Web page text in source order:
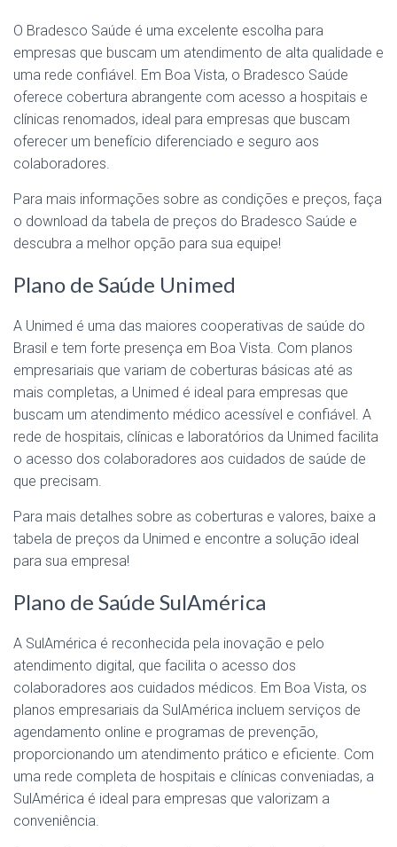
O Bradesco Saúde é uma excelente escolha para
empresas que buscam um atendimento de alta qualidade e
uma rede confiável. Em Boa Vista, o Bradesco Saúde
oferece cobertura abrangente com acesso a hospitais e
clínicas renomados, ideal para empresas que buscam
oferecer um benefício diferenciado e seguro aos
colaboradores.
Para mais informações sobre as condições e preços, faça
o download da tabela de preços do Bradesco Saúde e
descubra a melhor opção para sua equipe!
Plano de Saúde Unimed
A Unimed é uma das maiores cooperativas de saúde do
Brasil e tem forte presença em Boa Vista. Com planos
empresariais que variam de coberturas básicas até as
mais completas, a Unimed é ideal para empresas que
buscam um atendimento médico acessível e confiável. A
rede de hospitais, clínicas e laboratórios da Unimed facilita
o acesso dos colaboradores aos cuidados de saúde de
que precisam.
Para mais detalhes sobre as coberturas e valores, baixe a
tabela de preços da Unimed e encontre a solução ideal
para sua empresa!
Plano de Saúde SulAmérica
A SulAmérica é reconhecida pela inovação e pelo
atendimento digital, que facilita o acesso dos
colaboradores aos cuidados médicos. Em Boa Vista, os
planos empresariais da SulAmérica incluem serviços de
agendamento online e programas de prevenção,
proporcionando um atendimento prático e eficiente. Com
uma rede completa de hospitais e clínicas conveniadas, a
SulAmérica é ideal para empresas que valorizam a
conveniência.